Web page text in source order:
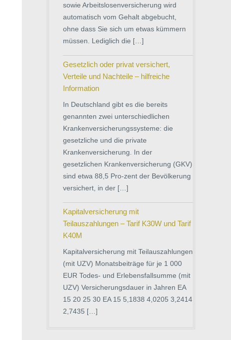
sowie Arbeitslosenversicherung wird
automatisch vom Gehalt abgebucht,
ohne dass Sie sich um etwas kümmern
müssen. Lediglich die […]
Gesetzlich oder privat versichert,
Verteile und Nachteile – hilfreiche
Information
In Deutschland gibt es die bereits
genannten zwei unterschiedlichen
Krankenversicherungssysteme: die
gesetzliche und die private
Krankenversicherung. In der
gesetzlichen Krankenversicherung (GKV)
sind etwa 88,5 Pro-zent der Bevölkerung
versichert, in der […]
Kapitalversicherung mit
Teilauszahlungen – Tarif K30W und Tarif
K40M
Kapitalversicherung mit Teilauszahlungen
(mit UZV) Monatsbeiträge für je 1 000
EUR Todes- und Erlebensfallsumme (mit
UZV) Versicherungsdauer in Jahren EA
15 20 25 30 EA 15 5,1838 4,0205 3,2414
2,7435 […]